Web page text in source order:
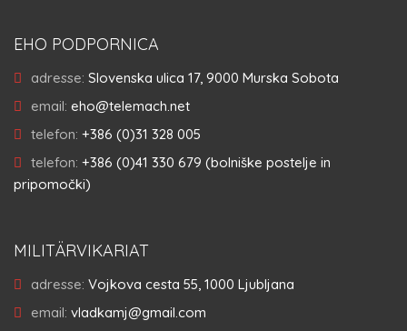
EHO PODPORNICA
adresse: Slovenska ulica 17, 9000 Murska Sobota
email: eho@telemach.net
telefon: +386 (0)31 328 005
telefon: +386 (0)41 330 679 (bolniške postelje in
pripomočki)
MILITÄRVIKARIAT
adresse: Vojkova cesta 55, 1000 Ljubljana
email: vladkamj@gmail.com